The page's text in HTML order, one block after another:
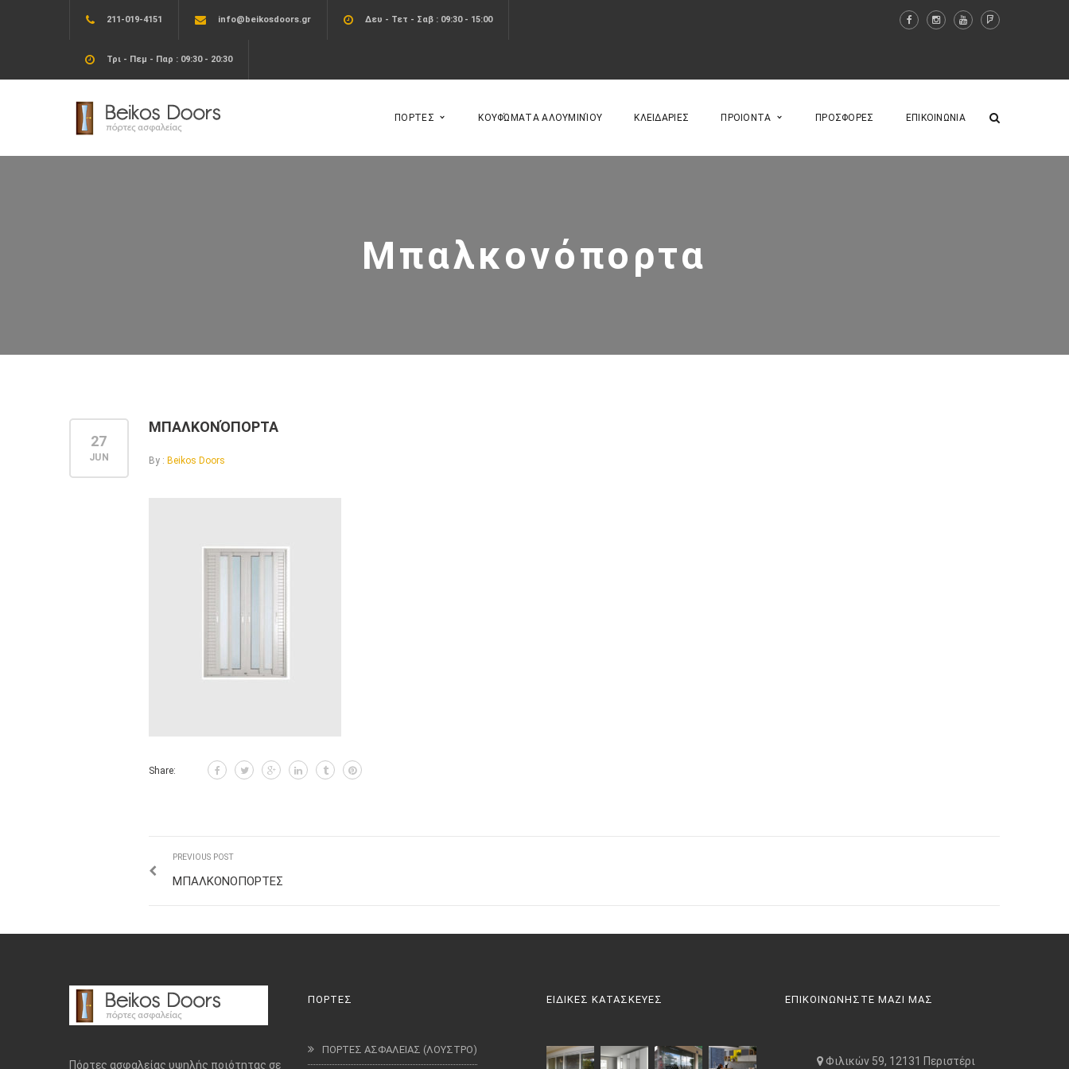
211-019-4151 info@beikosdoors.gr Δευ - Τετ - Σαβ : 09:30 - 15:00
Τρι - Πεμ - Παρ : 09:30 - 20:30
ΠΟΡΤΕΣ ΚΟΥΦΏΜΑΤΑ ΑΛΟΥΜΙΝΊΟΥ ΚΛΕΙΔΑΡΙΕΣ ΠΡΟΙΟΝΤΑ ΠΡΟΣΦΟΡΕΣ ΕΠΙΚΟΙΝΩΝΙΑ
Μπαλκονόπορτα
27
JUN
ΜΠΑΛΚΟΝΌΠΟΡΤΑ
By : Beikos Doors
Share:
PREVIOUS POST
ΜΠΑΛΚΟΝΟΠΟΡΤΕΣ
Πόρτες ασφαλείας υψηλής ποιότητας σε
ΠΟΡΤΕΣ
ΠΟΡΤΕΣ ΑΣΦΑΛΕΙΑΣ (ΛΟΥΣΤΡΟ)
ΕΙΔΙΚΕΣ ΚΑΤΑΣΚΕΥΕΣ ΕΠΙΚΟΙΝΩΝΗΣΤΕ ΜΑΖΙ ΜΑΣ
Φιλικών 59, 12131 Περιστέρι